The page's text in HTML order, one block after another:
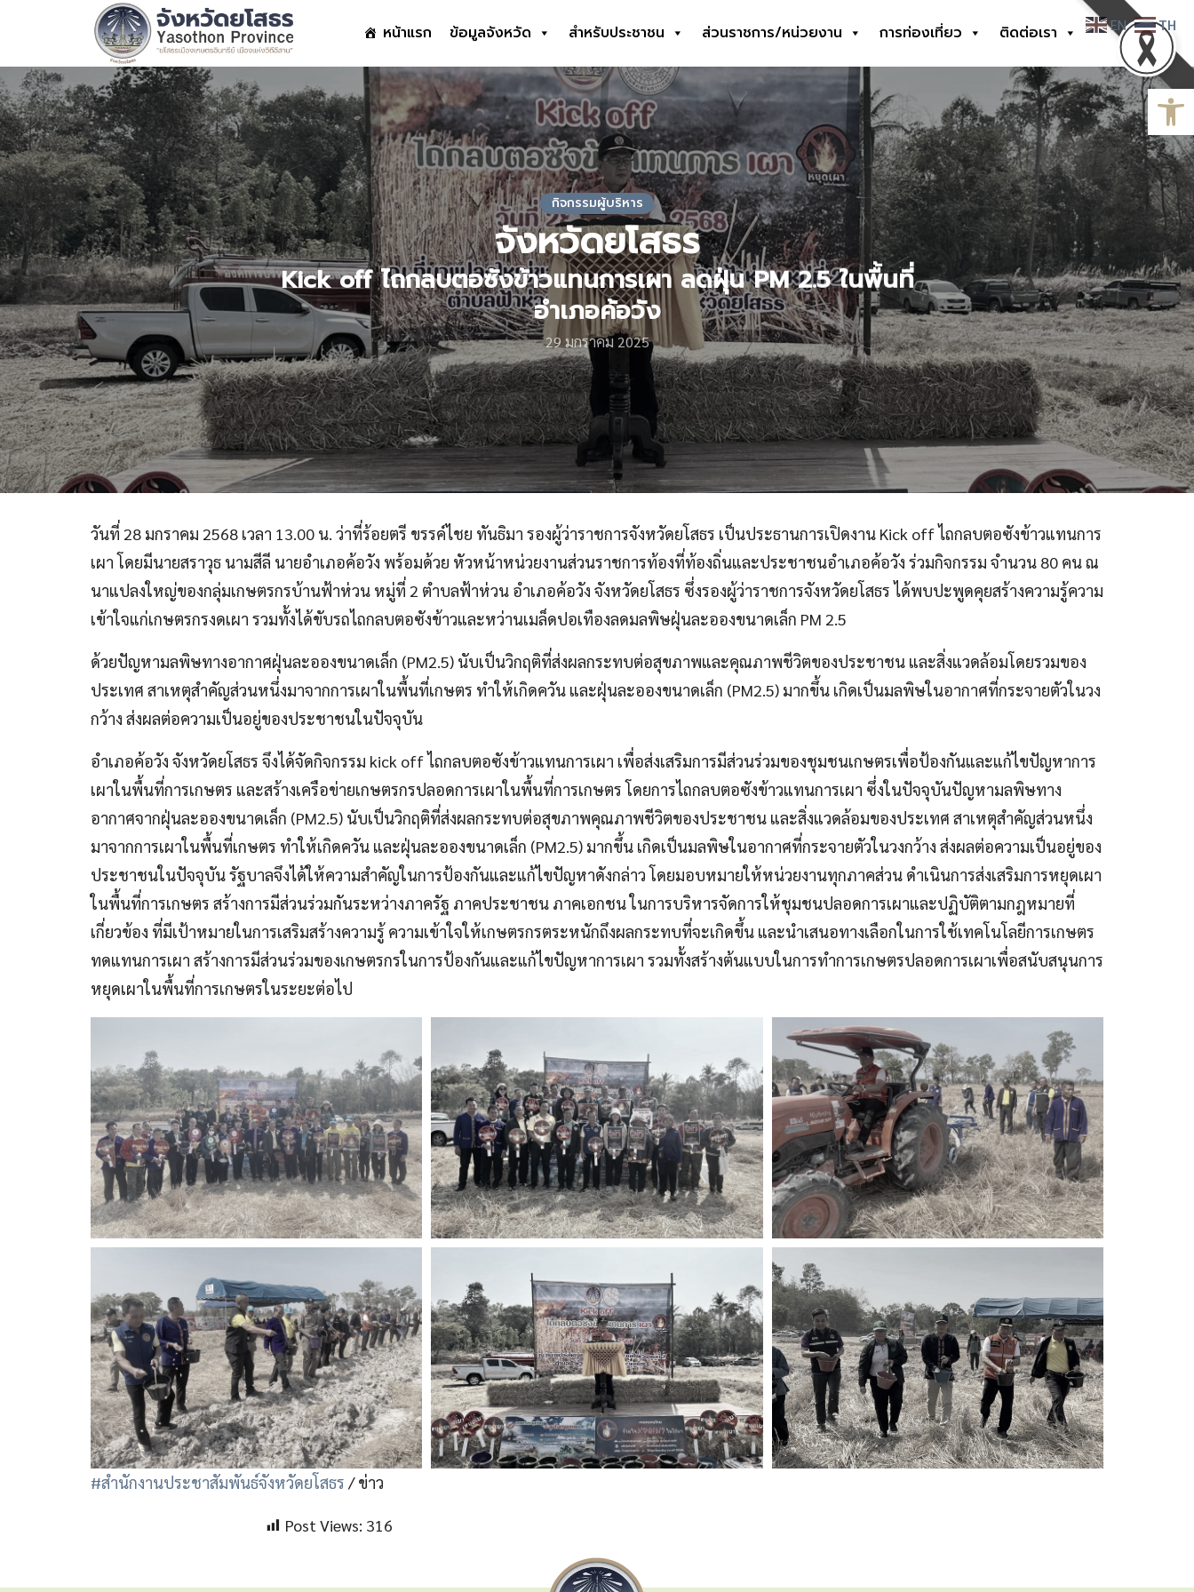
หน้าแรก ข้อมูลจังหวัด สำหรับประชาชน ส่วนราชการ/หน่วยงาน การท่องเที่ยว
ติดต่อเรา
Search
for:
กิจกรรมผู้บริหาร
จังหวัดยโสธร
Kick off ไถกลบตอซังข้าวแทนการเผา ลดฝุ่น PM 2.5 ในพื้นที่
อำเภอค้อวัง
29 มกราคม 2025
วันที่ 28 มกราคม 2568 เวลา 13.00 น. ว่าที่ร้อยตรี ขรรค์ไชย ทันธิมา รองผู้ว่าราชการจังหวัดยโสธร เป็นประธานการเปิดงาน Kick off ไถกลบตอซังข้าวแทนการ
เผา โดยมีนายสราวุธ นามสีลี นายอำเภอค้อวัง พร้อมด้วย หัวหน้าหน่วยงานส่วนราชการท้องที่ท้องถิ่นและประชาชนอำเภอค้อวัง ร่วมกิจกรรม จำนวน 80 คน ณ
นาแปลงใหญ่ของกลุ่มเกษตรกรบ้านฟ้าห่วน หมู่ที่ 2 ตำบลฟ้าห่วน อำเภอค้อวัง จังหวัดยโสธร ซึ่งรองผู้ว่าราชการจังหวัดยโสธร ได้พบปะพูดคุยสร้างความรู้ความ
เข้าใจแก่เกษตรกรงดเผา รวมทั้งได้ขับรถไถกลบตอซังข้าวและหว่านเมล็ดปอเทืองลดมลพิษฝุ่นละอองขนาดเล็ก PM 2.5
ด้วยปัญหามลพิษทางอากาศฝุ่นละอองขนาดเล็ก (PM2.5) นับเป็นวิกฤติที่ส่งผลกระทบต่อสุขภาพและคุณภาพชีวิตของประชาชน และสิ่งแวดล้อมโดยรวมของ
ประเทศ สาเหตุสำคัญส่วนหนึ่งมาจากการเผาในพื้นที่เกษตร ทำให้เกิดควัน และฝุ่นละอองขนาดเล็ก (PM2.5) มากขึ้น เกิดเป็นมลพิษในอากาศที่กระจายตัวในวง
กว้าง ส่งผลต่อความเป็นอยู่ของประชาชนในปัจจุบัน
อำเภอค้อวัง จังหวัดยโสธร จึงได้จัดกิจกรรม kick off ไถกลบตอซังข้าวแทนการเผา เพื่อส่งเสริมการมีส่วนร่วมของชุมชนเกษตรเพื่อป้องกันและแก้ไขปัญหาการ
เผาในพื้นที่การเกษตร และสร้างเครือข่ายเกษตรกรปลอดการเผาในพื้นที่การเกษตร โดยการไถกลบตอซังข้าวแทนการเผา ซึ่งในปัจจุบันปัญหามลพิษทาง
อากาศจากฝุ่นละอองขนาดเล็ก (PM2.5) นับเป็นวิกฤติที่ส่งผลกระทบต่อสุขภาพคุณภาพชีวิตของประชาชน และสิ่งแวดล้อมของประเทศ สาเหตุสำคัญส่วนหนึ่ง
มาจากการเผาในพื้นที่เกษตร ทำให้เกิดควัน และฝุ่นละอองขนาดเล็ก (PM2.5) มากขึ้น เกิดเป็นมลพิษในอากาศที่กระจายตัวในวงกว้าง ส่งผลต่อความเป็นอยู่ของ
ประชาชนในปัจจุบัน รัฐบาลจึงได้ให้ความสำคัญในการป้องกันและแก้ไขปัญหาดังกล่าว โดยมอบหมายให้หน่วยงานทุกภาคส่วน ดำเนินการส่งเสริมการหยุดเผา
ในพื้นที่การเกษตร สร้างการมีส่วนร่วมกันระหว่างภาครัฐ ภาคประชาชน ภาคเอกชน ในการบริหารจัดการให้ชุมชนปลอดการเผาและปฏิบัติตามกฎหมายที่
เกี่ยวข้อง ที่มีเป้าหมายในการเสริมสร้างความรู้ ความเข้าใจให้เกษตรกรตระหนักถึงผลกระทบที่จะเกิดขึ้น และนำเสนอทางเลือกในการใช้เทคโนโลยีการเกษตร
ทดแทนการเผา สร้างการมีส่วนร่วมของเกษตรกรในการป้องกันและแก้ไขปัญหาการเผา รวมทั้งสร้างต้นแบบในการทำการเกษตรปลอดการเผาเพื่อสนับสนุนการ
หยุดเผาในพื้นที่การเกษตรในระยะต่อไป
#สำนักงานประชาสัมพันธ์จังหวัดยโสธร / ข่าว
Post Views: 316
EN TH